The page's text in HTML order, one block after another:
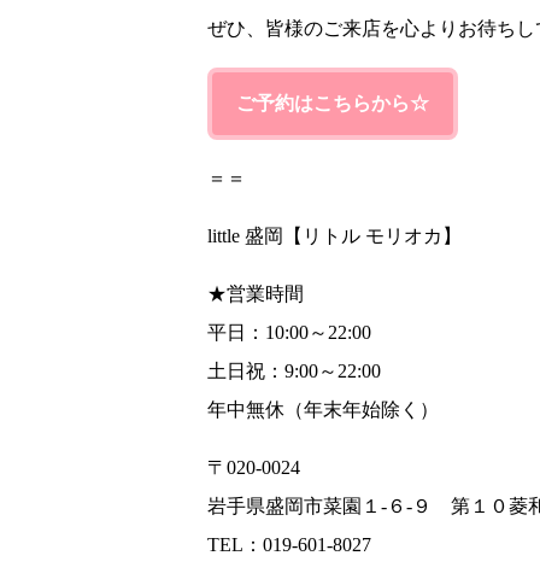
ぜひ、皆様のご来店を心よりお待ち
ご予約はこちらから☆
＝＝
little 盛岡【リトル モリオカ】
★営業時間
平日：10:00～22:00
土日祝：9:00～22:00
年中無休（年末年始除く）
〒020-0024
岩手県盛岡市菜園１-６-９ 第１０菱
TEL：019-601-8027